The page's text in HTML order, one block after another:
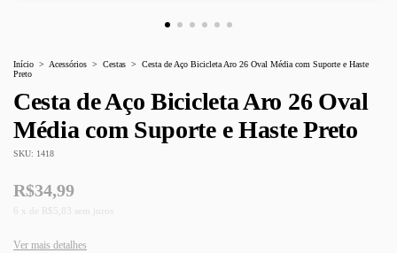
Início > Acessórios > Cestas >
Cesta de Aço Bicicleta Aro 26 Oval Média com Suporte e Haste
Preto
Cesta de Aço Bicicleta Aro 26 Oval
Média com Suporte e Haste Preto
SKU: 1418
R$34,99
6 x R$5,83 sem juros
Ver mais detalhes